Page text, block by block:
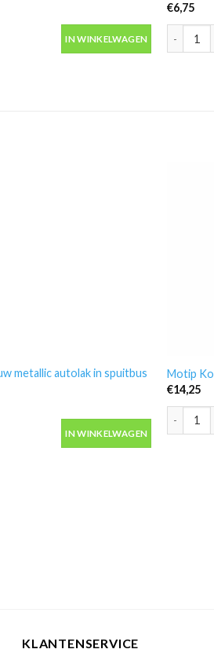
IN WINKELWAGEN
€6,75
metallic autolak in spuitbus
metallic autolak in spuitbus 400ml aantal
IN WINKELWAGEN
Motip
€14,25
Motip
KLANTENSERVICE